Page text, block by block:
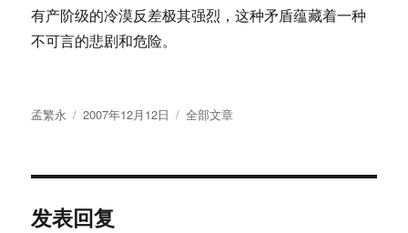
有产阶级的冷漠反差极其强烈，这种矛盾蕴藏着一种
不可言的悲剧和危险。
作
孟繁永
发
2007年12月12日
分
全部文章
发表回复